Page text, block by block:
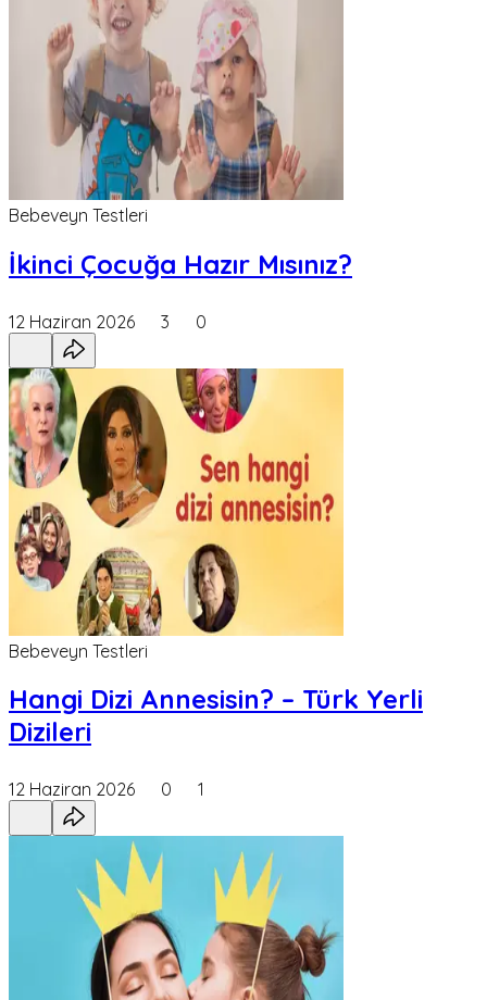
Bebeveyn Testleri
İkinci Çocuğa Hazır Mısınız?
12 Haziran 2026 3 0
Bebeveyn Testleri
Hangi Dizi Annesisin? – Türk Yerli
Dizileri
12 Haziran 2026 0 1